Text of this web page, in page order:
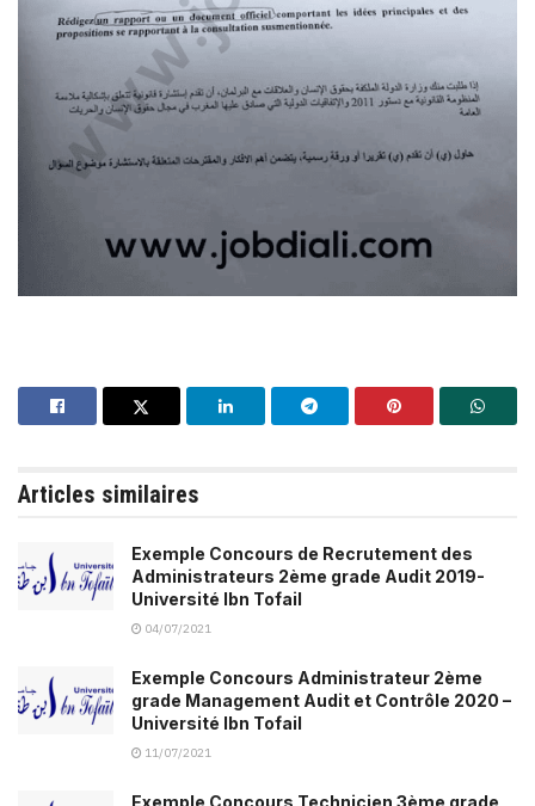
Articles similaires
Exemple Concours de Recrutement des
Administrateurs 2ème grade Audit 2019-
Université Ibn Tofail
04/07/2021
Exemple Concours Administrateur 2ème
grade Management Audit et Contrôle 2020 –
Université Ibn Tofail
11/07/2021
Exemple Concours Technicien 3ème grade